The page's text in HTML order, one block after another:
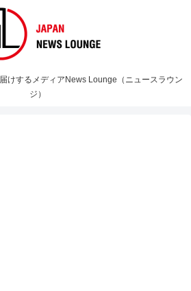
けするメディアNews Lounge（ニュースラウン
ジ）